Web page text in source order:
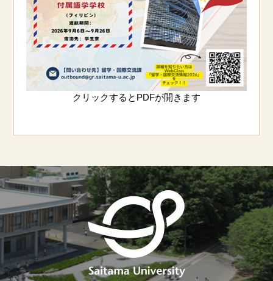
クリックするとPDFが開きます